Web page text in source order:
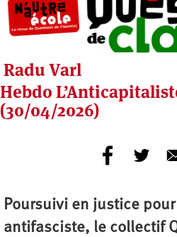
Radu Varl
Hebdo
(30/04/2026)
Poursuivi en justice
antifasciste, le collectif